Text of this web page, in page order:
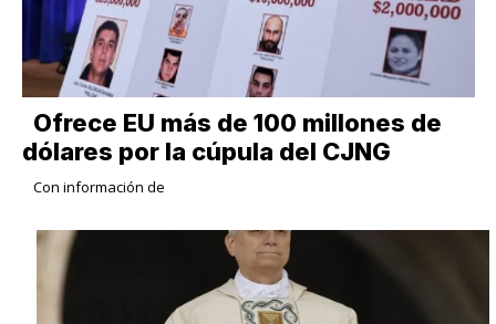
Ofrece EU más de 100 millones de
dólares por la cúpula del CJNG
Con información de